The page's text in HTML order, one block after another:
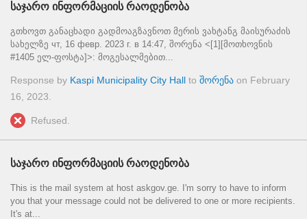
საჯარო ინფორმაციის რაოდენობა
გთხოვთ განაცხადი გადმოაგზავნოთ მერის ვახტანგ მაისურაძის
სახელზე чт, 16 февр. 2023 г. в 14:47, შორენა <[1][მოთხოვნის
#1405 ელ-ფოსტა]>: მოგესალმებით...
Response by Kaspi Municipality City Hall to შორენა on February
16, 2023
Refused.
საჯარო ინფორმაციის რაოდენობა
This is the mail system at host askgov.ge. I'm sorry to have to inform
you that your message could not be delivered to one or more recipients.
It's at...